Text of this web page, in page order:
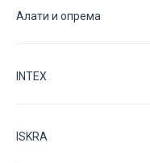
Aлати и опрема
INTEX
ISKRA